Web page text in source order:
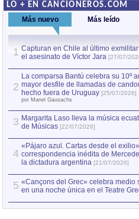
LO + EN CANCIONEROS.COM
Más nuevo Más leído
1 Capturan en Chile al último
el asesinato de Víctor Jara [27/07/
2
La comparsa Bantú celebra su 10º
mayor desfile de llamadas de
hecho fuera de Uruguay [25/07/2026]
por Manel Gausachs
3 Margarita Laso lleva la música
de Músicas [22/07/2026]
4
«Pájaro azul. Cartas desde el
correspondencia inédita de
la dictadura argentina [21/07/2026]
5 «Cançons del Grec» celebra medio
en una noche única en el Teatre